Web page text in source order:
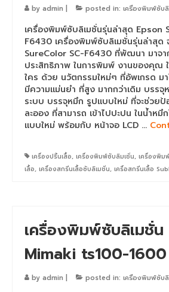
เครื่องพิมพ์เสื้อยืด จับคู่ เ
40×60
เครื่องพิมพ์เสื้อดำ จับคู่
70×90
เครื่องสกรีนเสื้อยืด จับคู่
ขนาดเล็ก
เครื่องพิมพ์ DFT Mimaki
เครื่องพิมพ์ EPSON
เครื่องพิมพ์เสื้อepson
1.7m
by admin posted in: เครื่องพิมพ์ซับลิ
เครื่องพิมพ์ซับลิเมชั่นรุ่นล่าสุด Epson
F6430 เครื่องพิมพ์ซับลิเมชั่นรุ่นล่าสุด
SureColor SC-F6430 ที่พัฒนา มาจ
ประสิทธิภาพ ในการพิมพ์ งานของคุณ
ใคร ด้วย นวัตกรรมใหม่ๆ ที่อัพเกรด มา
มีความแม่นยำ ที่สูง มากกว่าเดิม บรร
ระบบ บรรจุหมึก รูปแบบใหม่ ที่จะช่วย
ละออง ที่สามารถ เข้าไปปะปน ในน้ำห
แบบใหม่ พร้อมกับ หน้าจอ LCD …
เครื่องปริ้นเสื้อ, เครื่องพิมพ์ซับลิมเชั่น, เครื่องพิม
เสื้อ, เครื่องสกรีนเสื้อซับลิเมชั่น, เครื่อสกรีนเสื้อ
เครื่องพิมพ์ซับลิเมชั่น
Mimaki ts100-1600
by admin posted in: เครื่องพิมพ์ซับลิ